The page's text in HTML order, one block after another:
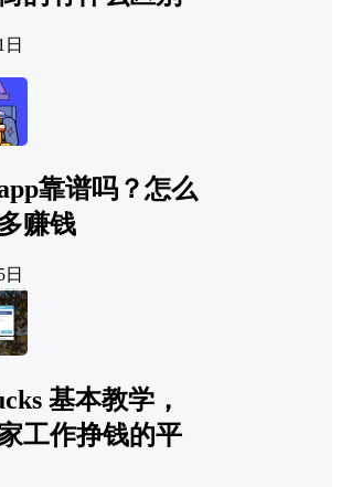
靠谱吗？怎么
赚钱
基本教学，
工作挣钱的平